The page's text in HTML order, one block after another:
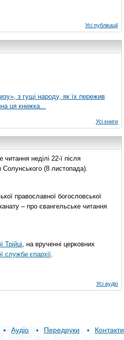
Усі публікації
з гущі народу, як їх пережив
ця книжка...
Усі книги
неділі 22-ї після
Солунського (8 листопада).
православної богословської
– про євангельське читання
, на врученні церковних
служби єпархії.
Усі аудіо
Аудіо Передруки Контакти